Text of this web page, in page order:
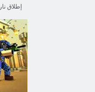
إطلاق نار